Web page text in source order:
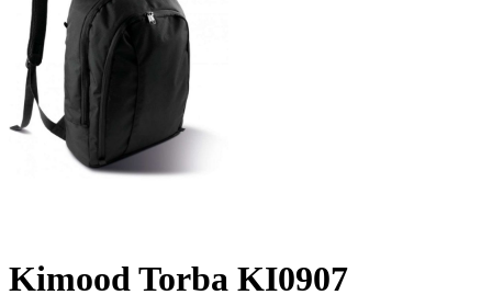
Kimood Torba KI0907